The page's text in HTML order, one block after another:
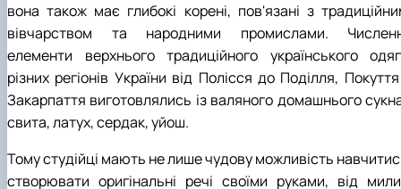
вона також має глибокі корені, пов'язані з
вівчарством та народними промислами.
елементи верхнього традиційного українського
різних регіонів України від Полісся до Поділля, Покуття
Закарпаття виготовлялись із валяного домашнього
свита, латух, сердак, уйош.
Тому студійці мають не лише чудову можливість
створювати оригінальні речі своїми руками, від